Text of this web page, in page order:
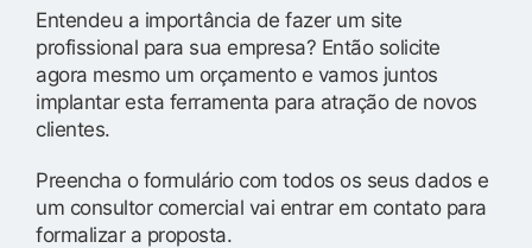
Entendeu a importância de fazer um site
profissional para sua empresa? Então solicite
agora mesmo um orçamento e vamos juntos
implantar esta ferramenta para atração de novos
clientes.
Preencha o formulário com todos os seus dados e
um consultor comercial vai entrar em contato para
formalizar a proposta.